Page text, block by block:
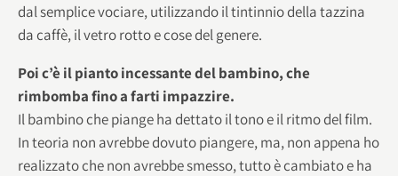
dal semplice vociare, utilizzando il tintinnio della tazzina
da caffè, il vetro rotto e cose del genere.
Poi c’è il pianto incessante del bambino, che
rimbomba fino a farti impazzire.
Il bambino che piange ha dettato il tono e il ritmo del film.
In teoria non avrebbe dovuto piangere, ma, non appena ho
realizzato che non avrebbe smesso, tutto è cambiato e ha